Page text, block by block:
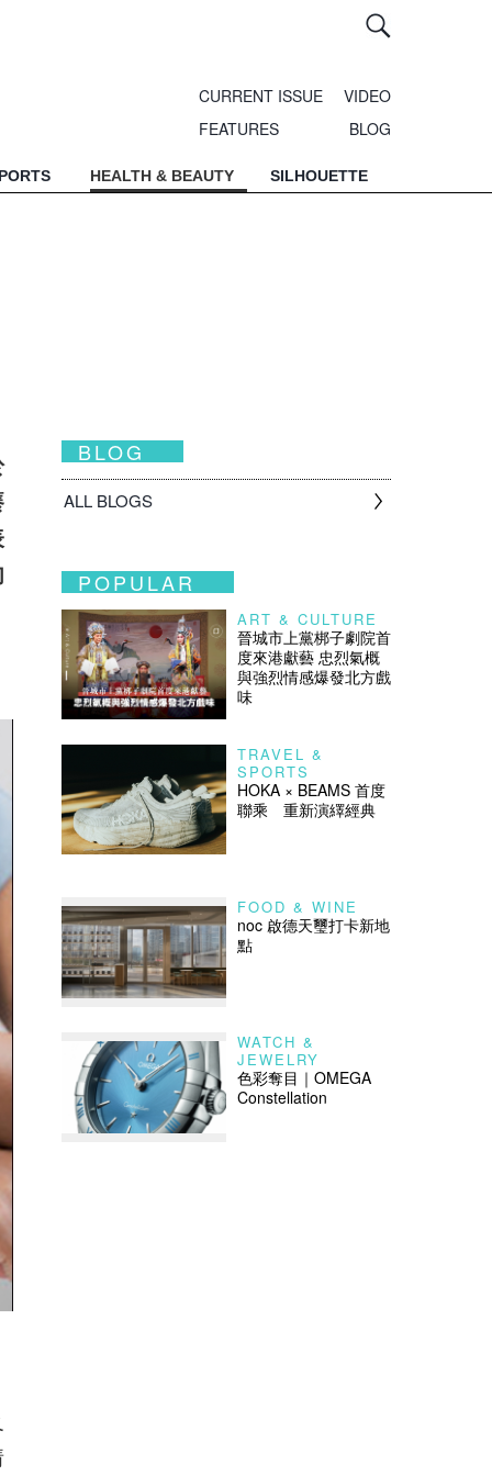
CURRENT ISSUE
VIDEO
FEATURES
BLOG
HEALTH & BEAUTY SILHOUETTE
BLOG
ALL BLOGS
POPULAR
ART & CULTURE
晉城市上黨梆子劇院首
度來港獻藝 忠烈氣概
與強烈情感爆發北方戲
味
TRAVEL &
SPORTS
HOKA × BEAMS 首度
聯乘 重新演繹經典
FOOD & WINE
noc 啟德天璽打卡新地
點
WATCH &
JEWELRY
色彩奪目｜OMEGA
Constellation